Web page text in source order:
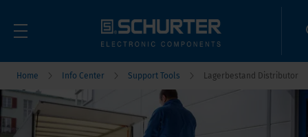
Home Info Center Support Tools Lagerbestand Distributor